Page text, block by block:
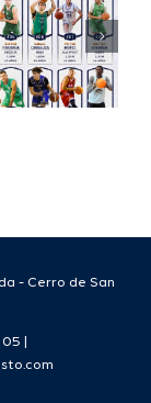
España
FEB para
2026/27
- Cerro de San
|